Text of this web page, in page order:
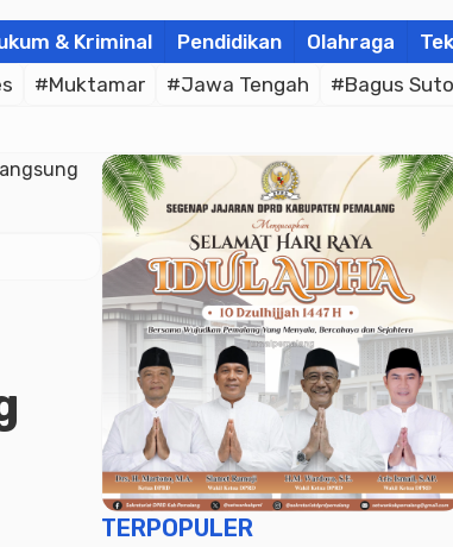
& Kriminal Pendidikan Olahraga
#Muktamar #Jawa Tengah #Bagus
TERPOPULER